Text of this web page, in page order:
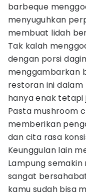
barbeque
menyuguhkan
membuat lidah
Tak kalah
dengan porsi
menggambarkan
restoran ini
hanya enak tetapi
Pasta mushroom
memberikan
dan cita rasa
Keunggulan lain
Lampung
sangat
kamu sudah bisa